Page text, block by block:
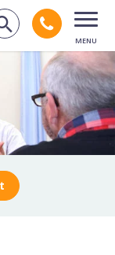
Zoek op
Bel